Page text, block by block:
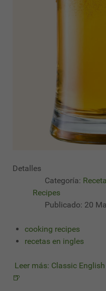
Detalles
Categoría:
Recipes
Publicado: 20
cooking recipes
recetas en ingles
Leer más: Classic
🍺